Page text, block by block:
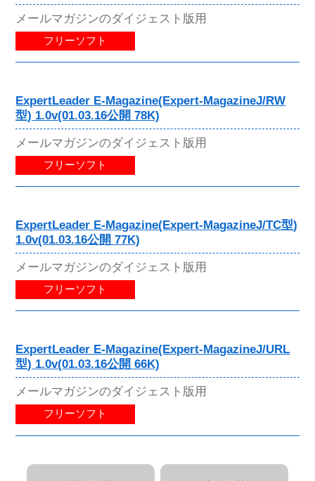
メールマガジンのダイジェスト版用
フリーソフト
ExpertLeader E-Magazine(Expert-MagazineJ/RW
型) 1.0v(01.03.16公開 78K)
メールマガジンのダイジェスト版用
フリーソフト
ExpertLeader E-Magazine(Expert-MagazineJ/TC型)
1.0v(01.03.16公開 77K)
メールマガジンのダイジェスト版用
フリーソフト
ExpertLeader E-Magazine(Expert-MagazineJ/URL
型) 1.0v(01.03.16公開 66K)
メールマガジンのダイジェスト版用
フリーソフト